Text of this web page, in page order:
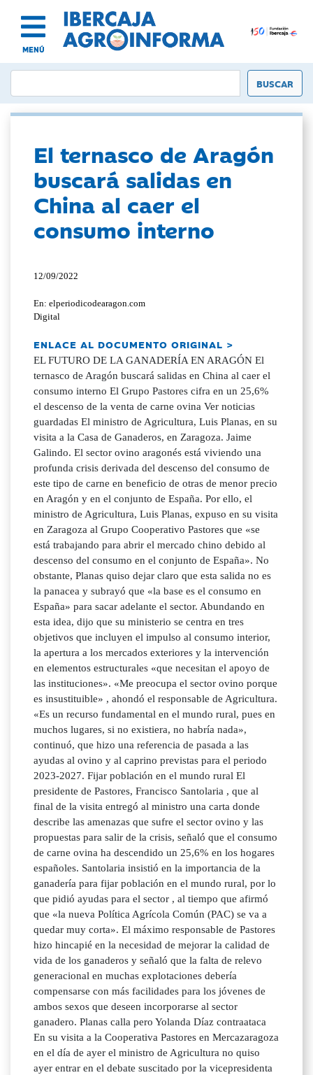
MENÚ
El ternasco de Aragón
buscará salidas en
China al caer el
consumo interno
12/09/2022
En: elperiodicodearagon.com
Digital
ENLACE AL DOCUMENTO ORIGINAL >
EL FUTURO DE LA GANADERÍA EN ARAGÓN El
ternasco de Aragón buscará salidas en China al caer el
consumo interno El Grupo Pastores cifra en un 25,6%
el descenso de la venta de carne ovina Ver noticias
guardadas El ministro de Agricultura, Luis Planas, en su
visita a la Casa de Ganaderos, en Zaragoza. Jaime
Galindo. El sector ovino aragonés está viviendo una
profunda crisis derivada del descenso del consumo de
este tipo de carne en beneficio de otras de menor precio
en Aragón y en el conjunto de España. Por ello, el
ministro de Agricultura, Luis Planas, expuso en su visita
en Zaragoza al Grupo Cooperativo Pastores que «se
está trabajando para abrir el mercado chino debido al
descenso del consumo en el conjunto de España». No
obstante, Planas quiso dejar claro que esta salida no es
la panacea y subrayó que «la base es el consumo en
España» para sacar adelante el sector. Abundando en
esta idea, dijo que su ministerio se centra en tres
objetivos que incluyen el impulso al consumo interior,
la apertura a los mercados exteriores y la intervención
en elementos estructurales «que necesitan el apoyo de
las instituciones». «Me preocupa el sector ovino porque
es insustituible» , ahondó el responsable de Agricultura.
«Es un recurso fundamental en el mundo rural, pues en
muchos lugares, si no existiera, no habría nada»,
continuó, que hizo una referencia de pasada a las
ayudas al ovino y al caprino previstas para el periodo
2023-2027. Fijar población en el mundo rural El
presidente de Pastores, Francisco Santolaria , que al
final de la visita entregó al ministro una carta donde
describe las amenazas que sufre el sector ovino y las
propuestas para salir de la crisis, señaló que el consumo
de carne ovina ha descendido un 25,6% en los hogares
españoles. Santolaria insistió en la importancia de la
ganadería para fijar población en el mundo rural, por lo
que pidió ayudas para el sector , al tiempo que afirmó
que «la nueva Política Agrícola Común (PAC) se va a
quedar muy corta». El máximo responsable de Pastores
hizo hincapié en la necesidad de mejorar la calidad de
vida de los ganaderos y señaló que la falta de relevo
generacional en muchas explotaciones debería
compensarse con más facilidades para los jóvenes de
ambos sexos que deseen incorporarse al sector
ganadero. Planas calla pero Yolanda Díaz contraataca
En su visita a la Cooperativa Pastores en Mercazaragoza
en el día de ayer el ministro de Agricultura no quiso
ayer entrar en el debate suscitado por la vicepresidenta